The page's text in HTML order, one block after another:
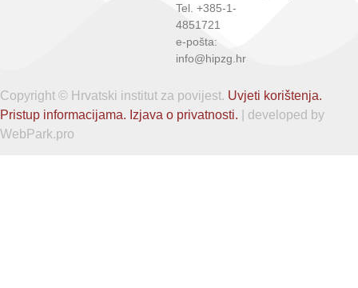
Tel. +385-1-
4851721
e-pošta:
info@hipzg.hr
Copyright © Hrvatski institut za povijest. Uvjeti korištenja.
Pristup informacijama. Izjava o privatnosti. | developed by
WebPark.pro